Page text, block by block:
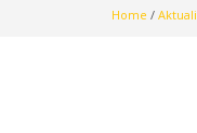
Home /